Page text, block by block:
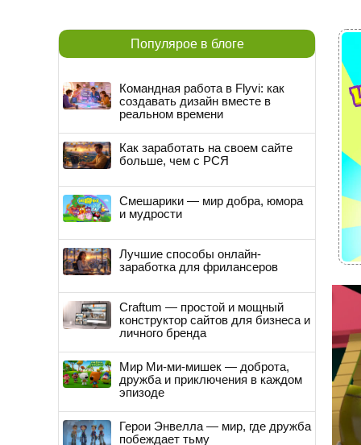
Популярое в блоге
Командная работа в Flyvi: как
создавать дизайн вместе в
реальном времени
Как заработать на своем сайте
больше, чем с РСЯ
Смешарики — мир добра, юмора
и мудрости
Лучшие способы онлайн-
заработка для фрилансеров
Craftum — простой и мощный
конструктор сайтов для бизнеса и
личного бренда
Мир Ми-ми-мишек — доброта,
дружба и приключения в каждом
эпизоде
Герои Энвелла — мир, где дружба
побеждает тьму